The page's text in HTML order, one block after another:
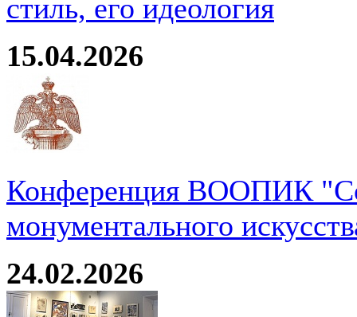
стиль, его идеология
15.04.2026
Конференция ВООПИК
монументального
24.02.2026